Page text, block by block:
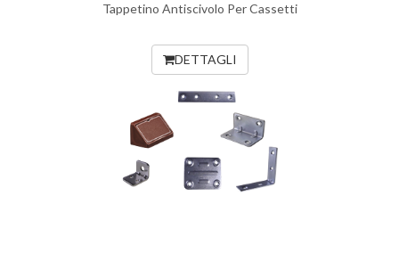
Tappetino Antiscivolo Per Cassetti
DETTAGLI